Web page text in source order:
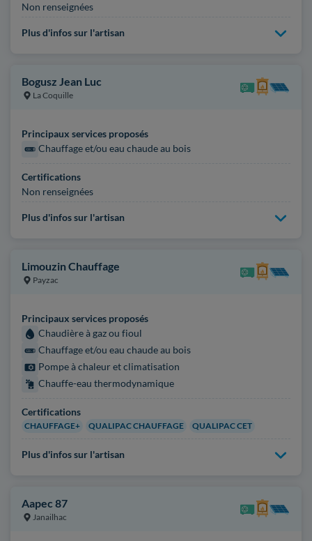
Non renseignées
Plus d'infos sur l'artisan
Bogusz Jean Luc
La Coquille
Principaux services proposés
Chauffage et/ou eau chaude au bois
Certifications
Non renseignées
Plus d'infos sur l'artisan
Limouzin Chauffage
Payzac
Principaux services proposés
Chaudière à gaz ou fioul
Chauffage et/ou eau chaude au bois
Pompe à chaleur et climatisation
Chauffe-eau thermodynamique
Certifications
CHAUFFAGE+ QUALIPAC CHAUFFAGE QUALIPAC CET
Plus d'infos sur l'artisan
Aapec 87
Janailhac